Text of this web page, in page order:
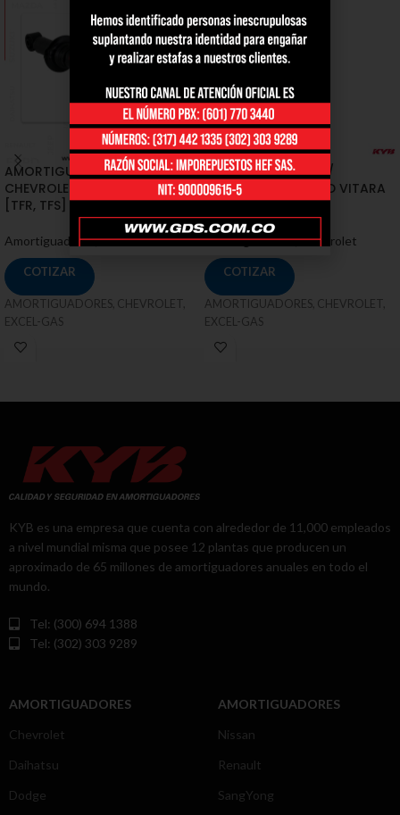
AMORTIGUADORES /
CHEVROLET / D´MAX 2WD
[TFR, TFS]
Amortiguadores,Chevrolet
COTIZAR
AMORTIGUADORES, CHEVROLET,
EXCEL-GAS
AMORTIGUADORES /
CHEVROLET / GRAND VITARA
1.6, 2.0
Amortiguadores,Chevrolet
COTIZAR
AMORTIGUADORES, CHEVROLET,
EXCEL-GAS
KYB es una empresa que cuenta con alrededor de 11,000 empleados
a nivel mundial misma que posee 12 plantas que producen un
aproximado de 65 millones de amortiguadores anuales en todo el
mundo.
Tel: (300) 694 1388
Tel: (302) 303 9289
AMORTIGUADORES
Chevrolet
Daihatsu
Dodge
AMORTIGUADORES
Nissan
Renault
SangYong